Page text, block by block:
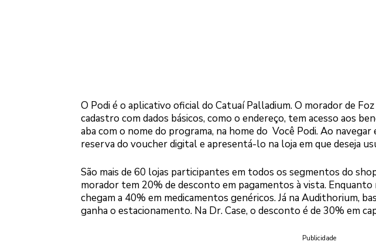
O Podi é o aplicativo oficial do Catuaí Palladium. O morador de
cadastro com dados básicos, como o endereço, tem acesso aos
aba com o nome do programa, na home do Você Podi. Ao
reserva do voucher digital e apresentá-lo na loja em que deseja
São mais de 60 lojas participantes em todos os segmentos do
morador tem 20% de desconto em pagamentos à vista. Enquanto
chegam a 40% em medicamentos genéricos. Já na Audithorium,
ganha o estacionamento. Na Dr. Case, o desconto é de 30% em
Publicidade